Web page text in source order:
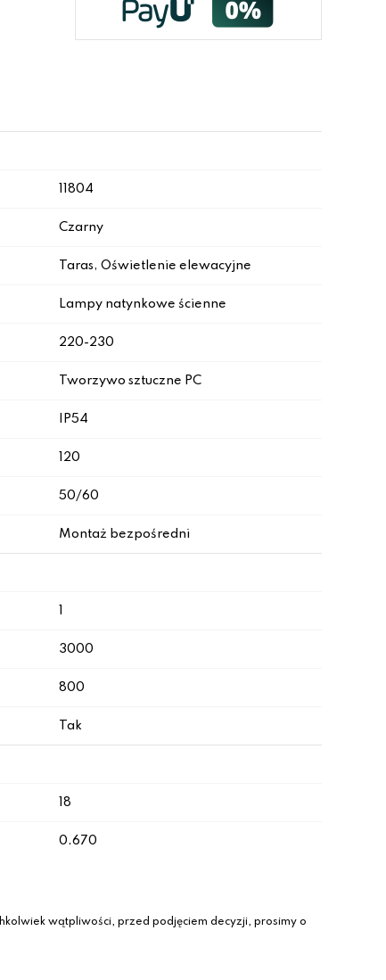
11804
Czarny
Taras, Oświetlenie elewacyjne
Lampy natynkowe ścienne
220-230
Tworzywo sztuczne PC
IP54
120
50/60
Montaż bezpośredni
3000
800
Tak
18
0.670
wątpliwości, przed podjęciem decyzji, prosimy o